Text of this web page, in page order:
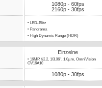
1080p - 60fps
2160p - 30fps
• LED-Blitz
• Panorama
• High Dynamic Range (HDR)
Einzelne
• 16MP, f/2.2, 1/3.06", 1.0µm, OmniVision
OV16A10
1080p - 30fps